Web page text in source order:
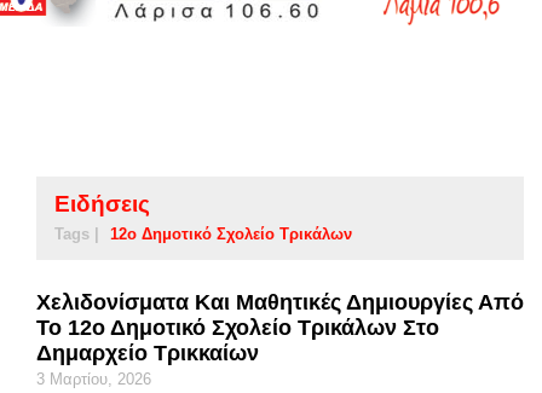
Ειδήσεις
Tags | 12ο Δημοτικό Σχολείο Τρικάλων
Χελιδονίσματα Και Μαθητικές Δημιουργίες Από
Το 12ο Δημοτικό Σχολείο Τρικάλων Στο
Δημαρχείο Τρικκαίων
3 Μαρτίου, 2026